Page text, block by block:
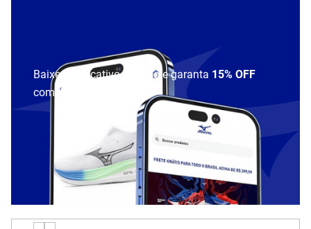
Baixe o aplicativo Mizuno e garanta 15% OFF
com cupom